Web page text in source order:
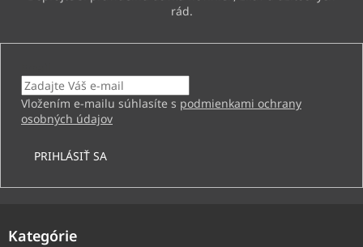
Vložením e-mailu súhlasíte s podmienkami ochrany
osobných údajov
PRIHLÁSIŤ SA
Kategórie